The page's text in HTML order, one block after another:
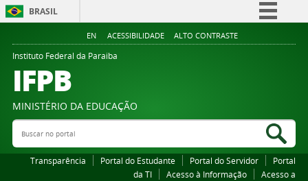
BRASIL
Simplifique!
Legislação
EN ACESSIBILIDADE ALTO CONTRASTE
Instituto Federal da Paraiba
IFPB
MINISTÉRIO DA EDUCAÇÃO
Buscar no portal
Transparência Portal do Estudante Portal do Servidor
Portal
da TI
Acesso à Informação
Acesso a